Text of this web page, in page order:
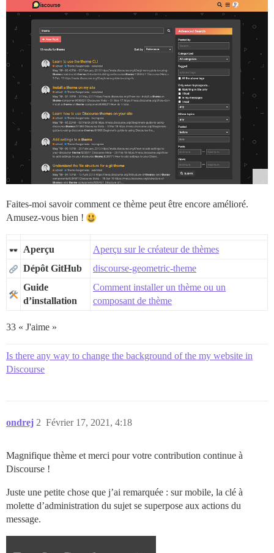
Faites-moi savoir comment ce thème peut être encore amélioré.
Amusez-vous bien !
Aperçu
Aperçu sur le créateur de thèmes
Dépôt GitHub
discourse-geometric-theme
Guide
d’installation
Comment installer un thème ou un
composant de thème
33 « J'aime »
Is there any way to change the background of the my website in
Discourse
ondrej Février 17, 2021, 4:18
2
Magnifique thème et merci pour votre contribution continue à
Discourse !
Juste une petite chose que j’ai remarquée : sur mobile, la clé à
molette d’administration du sujet se superpose aux actions du
message.